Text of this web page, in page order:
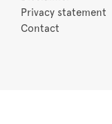
Privacy statement
Contact